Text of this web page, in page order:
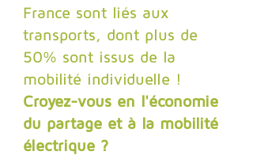
France sont liés aux
transports, dont plus de
50% sont issus de la
mobilité individuelle !
Croyez-vous en l'économie
du partage et à la mobilité
électrique ?